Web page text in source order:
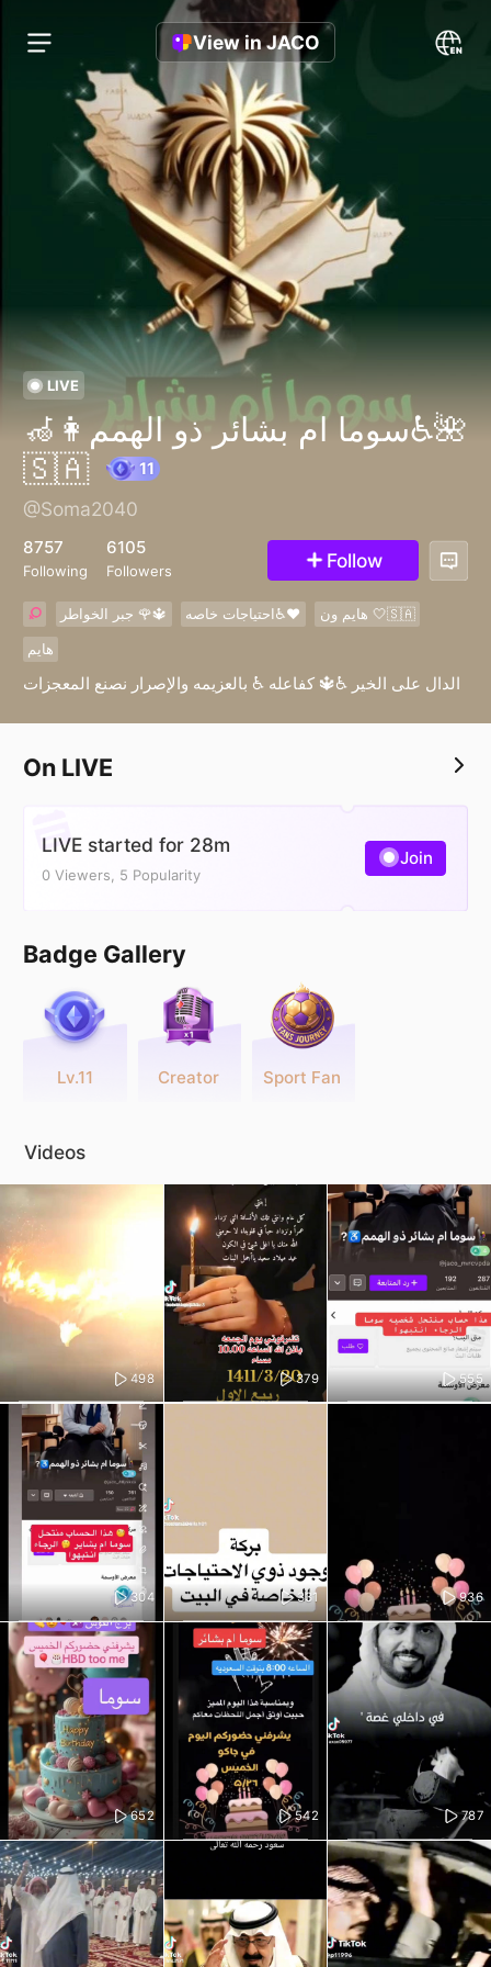
View in JACO
LIVE
👩‍🦽سوما ام بشائر ذو الهمم♿️🌺
🇸🇦
@Soma2040
8757
Following
6105
Followers Follow
جبر الخواطر 🌹🔱 احتياجات خاصه♿️❤️
هايم ون 🤍🇸🇦
هايم
الدال على الخير ♿️🔱 كفاعله ♿️ بالعزيمه والإصرار نصنع المعجزات
On LIVE
LIVE started for 28m
0 Viewers, 5 Popularity
Join
Badge Gallery
Lv.11 Creator Sport Fan
Videos
498 379 555
304 331 936
652 542 787